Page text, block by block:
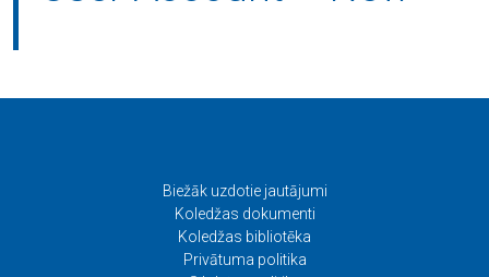
Biežāk uzdotie jautājumi
Koledžas dokumenti
Koledžas bibliotēka
Privātuma politika